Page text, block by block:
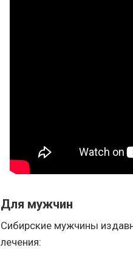
Для мужчин
Сибирские мужчины
лечения: